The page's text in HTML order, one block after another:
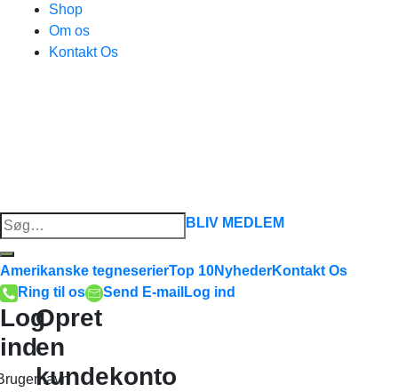
Shop
Om os
Kontakt Os
Søg
efter:
BLIV MEDLEM
Amerikanske tegneserierTop 10NyhederKontakt Os
Ring til os
Send E-mail Log ind
Log
ind
Opret
en
kundekonto